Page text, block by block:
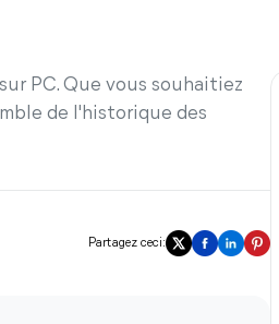
PC. Que vous souhaitiez
de l'historique des
Partagez ceci: